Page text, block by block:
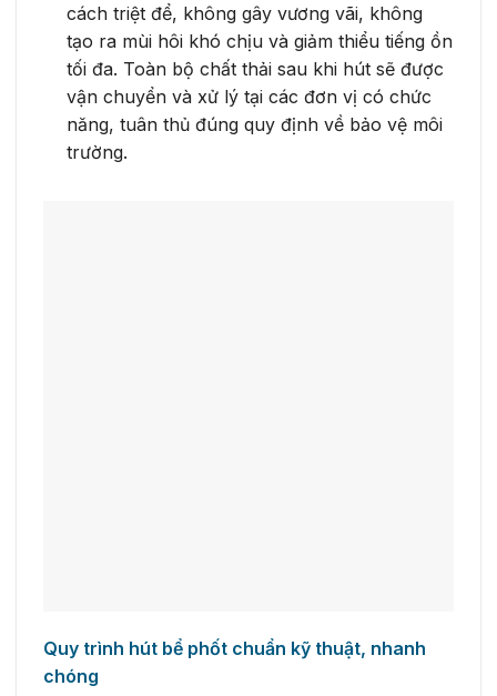
cách triệt để, không gây vương vãi, không
tạo ra mùi hôi khó chịu và giảm thiểu tiếng ồn
tối đa. Toàn bộ chất thải sau khi hút sẽ được
vận chuyển và xử lý tại các đơn vị có chức
năng, tuân thủ đúng quy định về bảo vệ môi
trường.
Quy trình hút bể phốt chuẩn kỹ thuật, nhanh
chóng